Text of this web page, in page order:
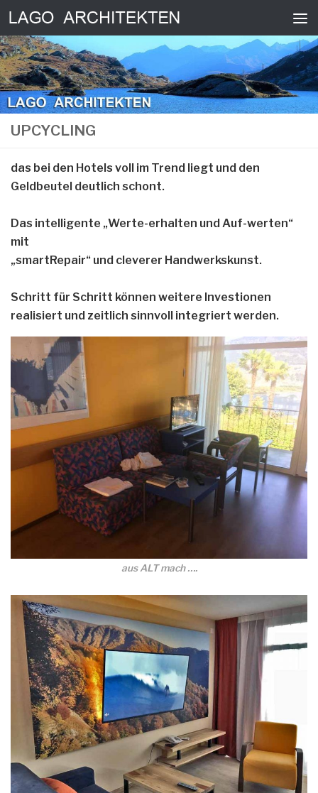
Zum Inhalt springen
UPCYCLING
das bei den Hotels voll im Trend liegt und den
Geldbeutel deutlich schont.
Das intelligente „Werte-erhalten und Auf-werten“
mit
„smartRepair“ und cleverer Handwerkskunst.
Schritt für Schritt können weitere Investionen
realisiert und zeitlich sinnvoll integriert werden.
aus ALT mach ….